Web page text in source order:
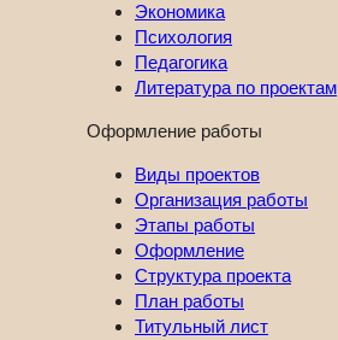
Экономика
Психология
Педагогика
Литература по проектам
Оформление работы
Виды проектов
Организация работы
Этапы работы
Оформление
Структура проекта
План работы
Титульный лист